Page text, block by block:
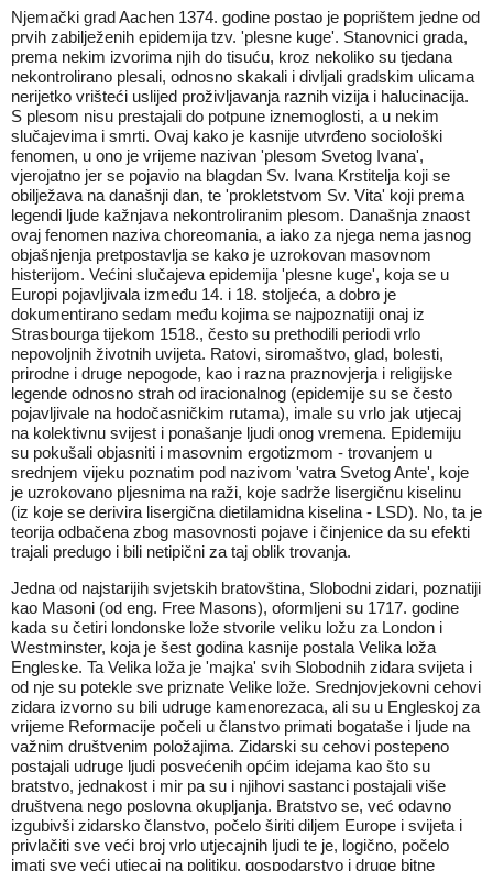
Njemački grad Aachen 1374. godine postao je poprištem jedne od
prvih zabilježenih epidemija tzv. 'plesne kuge'. Stanovnici grada,
prema nekim izvorima njih do tisuću, kroz nekoliko su tjedana
nekontrolirano plesali, odnosno skakali i divljali gradskim ulicama
nerijetko vrišteći uslijed proživljavanja raznih vizija i halucinacija.
S plesom nisu prestajali do potpune iznemoglosti, a u nekim
slučajevima i smrti. Ovaj kako je kasnije utvrđeno sociološki
fenomen, u ono je vrijeme nazivan 'plesom Svetog Ivana',
vjerojatno jer se pojavio na blagdan Sv. Ivana Krstitelja koji se
obilježava na današnji dan, te 'prokletstvom Sv. Vita' koji prema
legendi ljude kažnjava nekontroliranim plesom. Današnja znaost
ovaj fenomen naziva choreomania, a iako za njega nema jasnog
objašnjenja pretpostavlja se kako je uzrokovan masovnom
histerijom. Većini slučajeva epidemija 'plesne kuge', koja se u
Europi pojavljivala između 14. i 18. stoljeća, a dobro je
dokumentirano sedam među kojima se najpoznatiji onaj iz
Strasbourga tijekom 1518., često su prethodili periodi vrlo
nepovoljnih životnih uvijeta. Ratovi, siromaštvo, glad, bolesti,
prirodne i druge nepogode, kao i razna praznovjerja i religijske
legende odnosno strah od iracionalnog (epidemije su se često
pojavljivale na hodočasničkim rutama), imale su vrlo jak utjecaj
na kolektivnu svijest i ponašanje ljudi onog vremena. Epidemiju
su pokušali objasniti i masovnim ergotizmom - trovanjem u
srednjem vijeku poznatim pod nazivom 'vatra Svetog Ante', koje
je uzrokovano pljesnima na raži, koje sadrže lisergičnu kiselinu
(iz koje se derivira lisergična dietilamidna kiselina - LSD). No, ta je
teorija odbačena zbog masovnosti pojave i činjenice da su efekti
trajali predugo i bili netipični za taj oblik trovanja.
Jedna od najstarijih svjetskih bratovština, Slobodni zidari, poznatiji
kao Masoni (od eng. Free Masons), oformljeni su 1717. godine
kada su četiri londonske lože stvorile veliku ložu za London i
Westminster, koja je šest godina kasnije postala Velika loža
Engleske. Ta Velika loža je 'majka' svih Slobodnih zidara svijeta i
od nje su potekle sve priznate Velike lože. Srednjovjekovni cehovi
zidara izvorno su bili udruge kamenorezaca, ali su u Engleskoj za
vrijeme Reformacije počeli u članstvo primati bogataše i ljude na
važnim društvenim položajima. Zidarski su cehovi postepeno
postajali udruge ljudi posvećenih općim idejama kao što su
bratstvo, jednakost i mir pa su i njihovi sastanci postajali više
društvena nego poslovna okupljanja. Bratstvo se, već odavno
izgubivši zidarsko članstvo, počelo širiti diljem Europe i svijeta i
privlačiti sve veći broj vrlo utjecajnih ljudi te je, logično, počelo
imati sve veći utjecaj na politiku, gospodarstvo i druge bitne